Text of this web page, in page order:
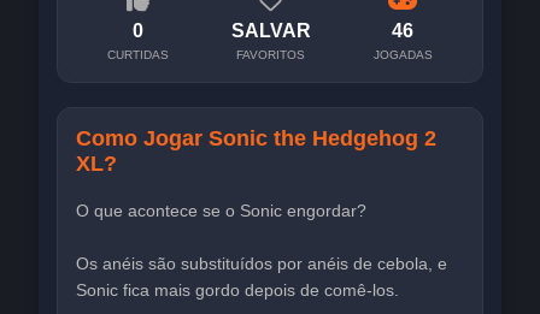
0
CURTIDAS
SALVAR
FAVORITOS
46
JOGADAS
Como Jogar Sonic the Hedgehog 2
XL?
O que acontece se o Sonic engordar?
Os anéis são substituídos por anéis de cebola, e
Sonic fica mais gordo depois de comê-los.